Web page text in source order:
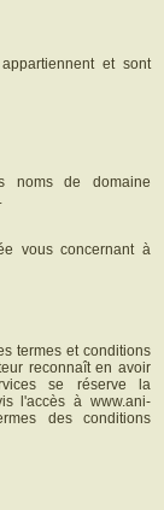
et sont
noms de domaine
vous concernant à
termes et conditions
reconnaît en avoir
se réserve la
l'accès à www.ani-
des conditions